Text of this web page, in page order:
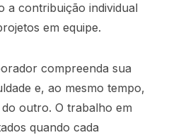
a contribuição individual
em equipe.
compreenda sua
e, ao mesmo tempo,
outro. O trabalho em
quando cada